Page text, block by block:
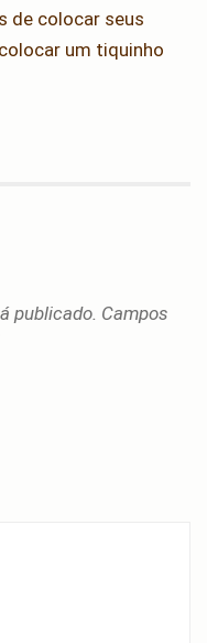
de colocar seus
um tiquinho
publicado. Campos